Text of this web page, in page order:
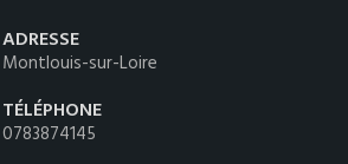
ADRESSE
Montlouis-sur-Loire
TÉLÉPHONE
0783874145